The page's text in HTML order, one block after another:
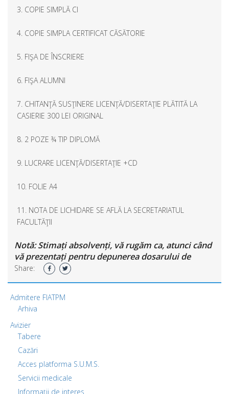
3. COPIE SIMPLĂ CI
4. COPIE SIMPLA CERTIFICAT CĂSĂTORIE
5. FIŞA DE ÎNSCRIERE
6. FIŞA ALUMNI
7. CHITANŢĂ SUSŢINERE LICENŢĂ/DISERTAŢIE PLĂTITĂ LA
CASIERIE 300 LEI ORIGINAL
8. 2 POZE ¾ TIP DIPLOMĂ
9. LUCRARE LICENŢĂ/DISERTAŢIE +CD
10. FOLIE A4
11. NOTA DE LICHIDARE SE AFLĂ LA SECRETARIATUL
FACULTĂŢII
Notă: Stimați absolvenți, vă rugăm ca, atunci când
vă prezentați pentru depunerea dosarului de
înscriere la examenul de finalizare a studiilor, să
original pentru a putea certifica copiile ”conform
cu originalul”.
Share:
Admitere FIATPM
Arhiva
Avizier
Tabere
Cazări
Acces platforma S.U.M.S.
Servicii medicale
Informații de interes